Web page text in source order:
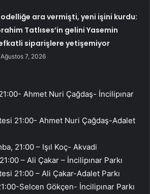
ara vermişti, yeni işini kurdu:
Tatlıses’in gelini Yasemin
siparişlere yetişemiyor
Ağustos 7, 2026
Ahmet Nuri Çağdaş- İncilipınar
21:00- Ahmet Nuri Çağdaş-Adalet
21:00 – Işıl Koç- Akvadi
– Ali Çakar – İncilipınar Parkı
21:00 – Ali Çakar-Adalet Parkı
Selcen Gökçen- İncilipınar Parkı